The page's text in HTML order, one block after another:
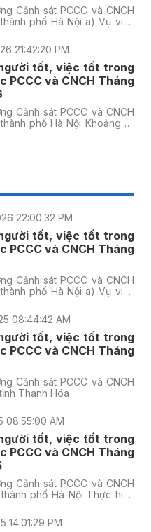
Cảnh sát PCCC và CNCH
phố Hà Nội a) Vụ việc
21:42:20 PM
tốt, việc tốt trong
PCCC và CNCH Tháng
Cảnh sát PCCC và CNCH
phố Hà Nội Khoảng 01
huy đã điều động 06 xe
01 xe thang, 01 xe tải chở
Đội Chữa cháy và CNCH
4, 13, 15 và 31 cùng 50
hiện trường triển khai chữa
22:00:32 PM
tốt, việc tốt trong
PCCC và CNCH Tháng
Cảnh sát PCCC và CNCH
phố Hà Nội a) Vụ việc
08:44:42 AM
tốt, việc tốt trong
PCCC và CNCH Tháng
Cảnh sát PCCC và CNCH
Thanh Hóa
08:55:00 AM
tốt, việc tốt trong
PCCC và CNCH Tháng
Cảnh sát PCCC và CNCH
phố Hà Nội Thực hiện
14:01:29 PM